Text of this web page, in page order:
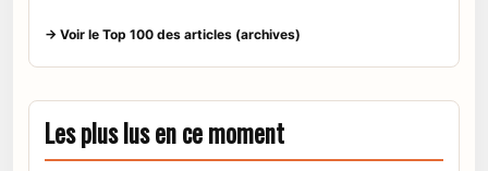
→ Voir le Top 100 des articles (archives)
Les plus lus en ce moment